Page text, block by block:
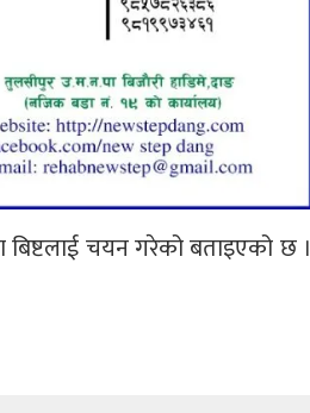
बिष्टलाई चयन गरेको बताइएको छ ।